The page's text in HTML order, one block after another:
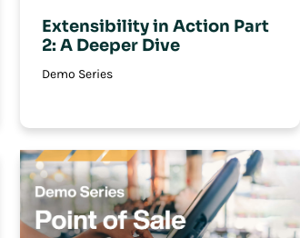
Extensibility in Action Part
2: A Deeper Dive
Demo Series